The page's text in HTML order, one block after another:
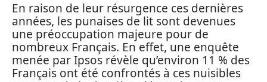
En raison de leur résurgence ces dernières
années, les punaises de lit sont devenues
une préoccupation majeure pour de
nombreux Français. En effet, une enquête
menée par Ipsos révèle qu’environ 11 % des
Français ont été confrontés à ces nuisibles